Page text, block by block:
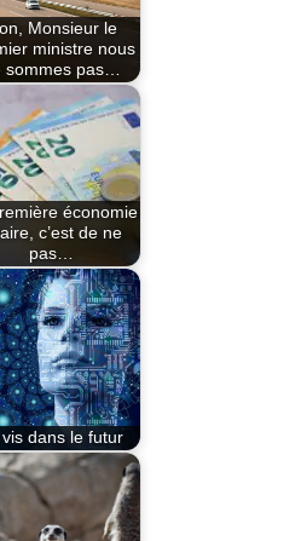
Monsieur le
ministre nous
sommes pas…
économie
c’est de ne
pas…
dans le futur